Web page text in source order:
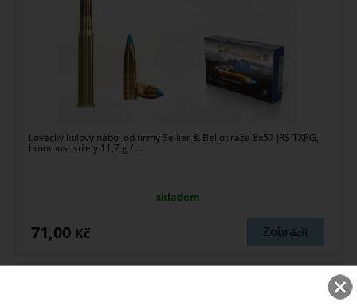
Lovecký kulový náboj od firmy Sellier & Bellot ráže 8x57 JRS TXRG,
hmotnost střely 11,7 g / ...
skladem
Zobrazit
71,00 Kč